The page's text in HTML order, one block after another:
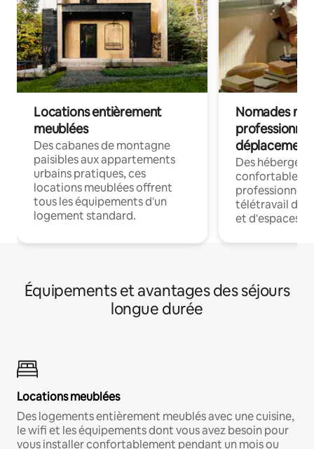
Locations entièrement
meublées
Des cabanes de montagne
paisibles aux appartements
urbains pratiques, ces
locations meublées offrent
tous les équipements d'un
logement standard.
Nomades
déplacement
Des
confortables
professionnels
télétravail
et d'espaces
Équipements et avantages des séjours
longue durée
Locations meublées
Des logements entièrement meublés avec une cuisine,
le wifi et les équipements dont vous avez besoin pour
vous installer confortablement pendant un mois ou